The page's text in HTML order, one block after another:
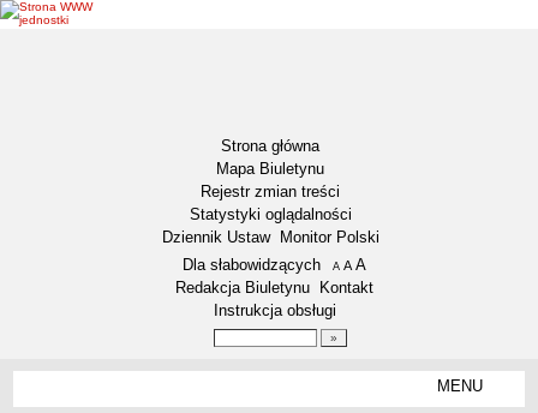
Strona główna
Mapa Biuletynu
Rejestr zmian treści
Statystyki oglądalności
Dziennik Ustaw
Monitor Polski
Menu dodatkowe
Dla słabowidzących A pomniejsz czcionkę
A standardowy rozmiar czcionki
A
Redakcja Biuletynu
Kontakt
Instrukcja obsługi
MENU